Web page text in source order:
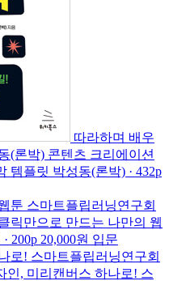
따라하며 배우
(론박) 콘텐츠 크리에이션
템플릿 박성동(론박) · 432p
툰 스마트플립러닝연구회
릭만으로 만드는 나만의 웹
200p 20,000원 입문
로! 스마트플립러닝연구회
인, 미리캔버스 하나로! 스